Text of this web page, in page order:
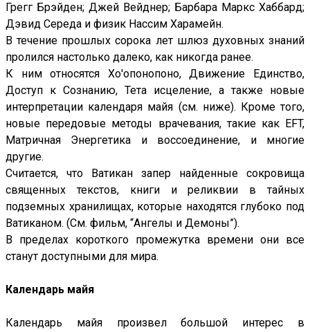
Грегг Брэйден; Джей Вейднер; Барбара Маркс Хаббард;
Дэвид Середа и физик Нассим Харамейн.
В течение прошлых сорока лет шлюз духовных знаний
пролился настолько далеко, как никогда ранее.
К ним относятся Хо'опонопоно, Движение Единство,
Доступ к Сознанию, Тета исцеление, а также новые
интерпретации календаря майя (см. ниже). Кроме того,
новые передовые методы врачевания, такие как EFT,
Матричная Энергетика и воссоединение, и многие
другие.
Считается, что Ватикан запер найденные сокровища
священных текстов, книги и реликвии в тайных
подземных хранилищах, которые находятся глубоко под
Ватиканом. (См. фильм, “Ангелы и Демоны”).
В пределах короткого промежутка времени они все
станут доступными для мира.
Календарь майя
Календарь майя произвел большой интерес в